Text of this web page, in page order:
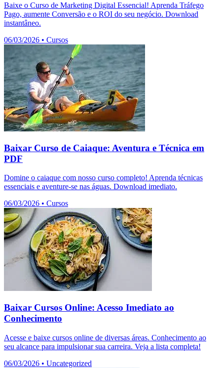
Baixe o Curso de Marketing Digital Essencial! Aprenda Tráfego
Pago, aumente Conversão e o ROI do seu negócio. Download
instantâneo.
06/03/2026 • Cursos
Baixar Curso de Caiaque: Aventura e Técnica em
PDF
Domine o caiaque com nosso curso completo! Aprenda técnicas
essenciais e aventure-se nas águas. Download imediato.
06/03/2026 • Cursos
Baixar Cursos Online: Acesso Imediato ao
Conhecimento
Acesse e baixe cursos online de diversas áreas. Conhecimento ao
seu alcance para impulsionar sua carreira. Veja a lista completa!
06/03/2026 • Uncategorized